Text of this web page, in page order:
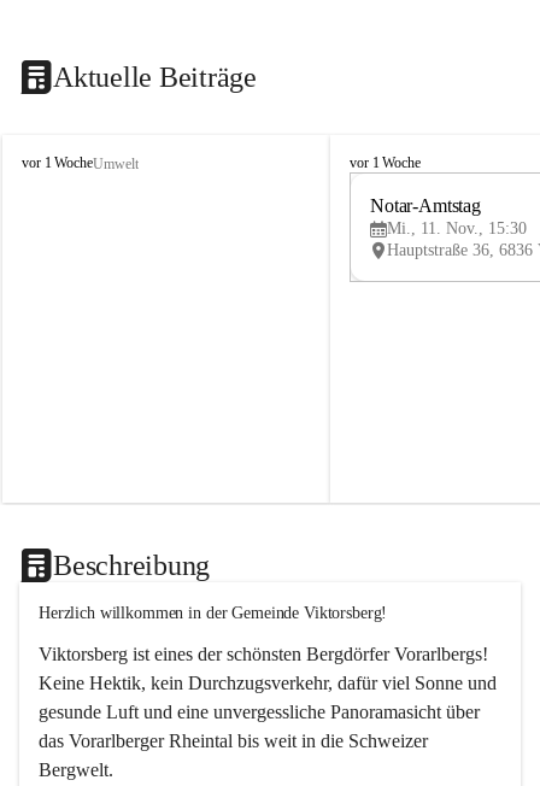
Aktuelle Beiträge
V
vor 1 WocheUmwelt
V
vor 1 Woche
Notar-Amtstag
Mi., 11. Nov., 15:30
Beschreibung
Herzlich willkommen in der Gemeinde Viktorsberg!
Viktorsberg ist eines der schönsten Bergdörfer Vorarlbergs!
Keine Hektik, kein Durchzugsverkehr, dafür viel Sonne und
gesunde Luft und eine unvergessliche Panoramasicht über
das Vorarlberger Rheintal bis weit in die Schweizer
Bergwelt.